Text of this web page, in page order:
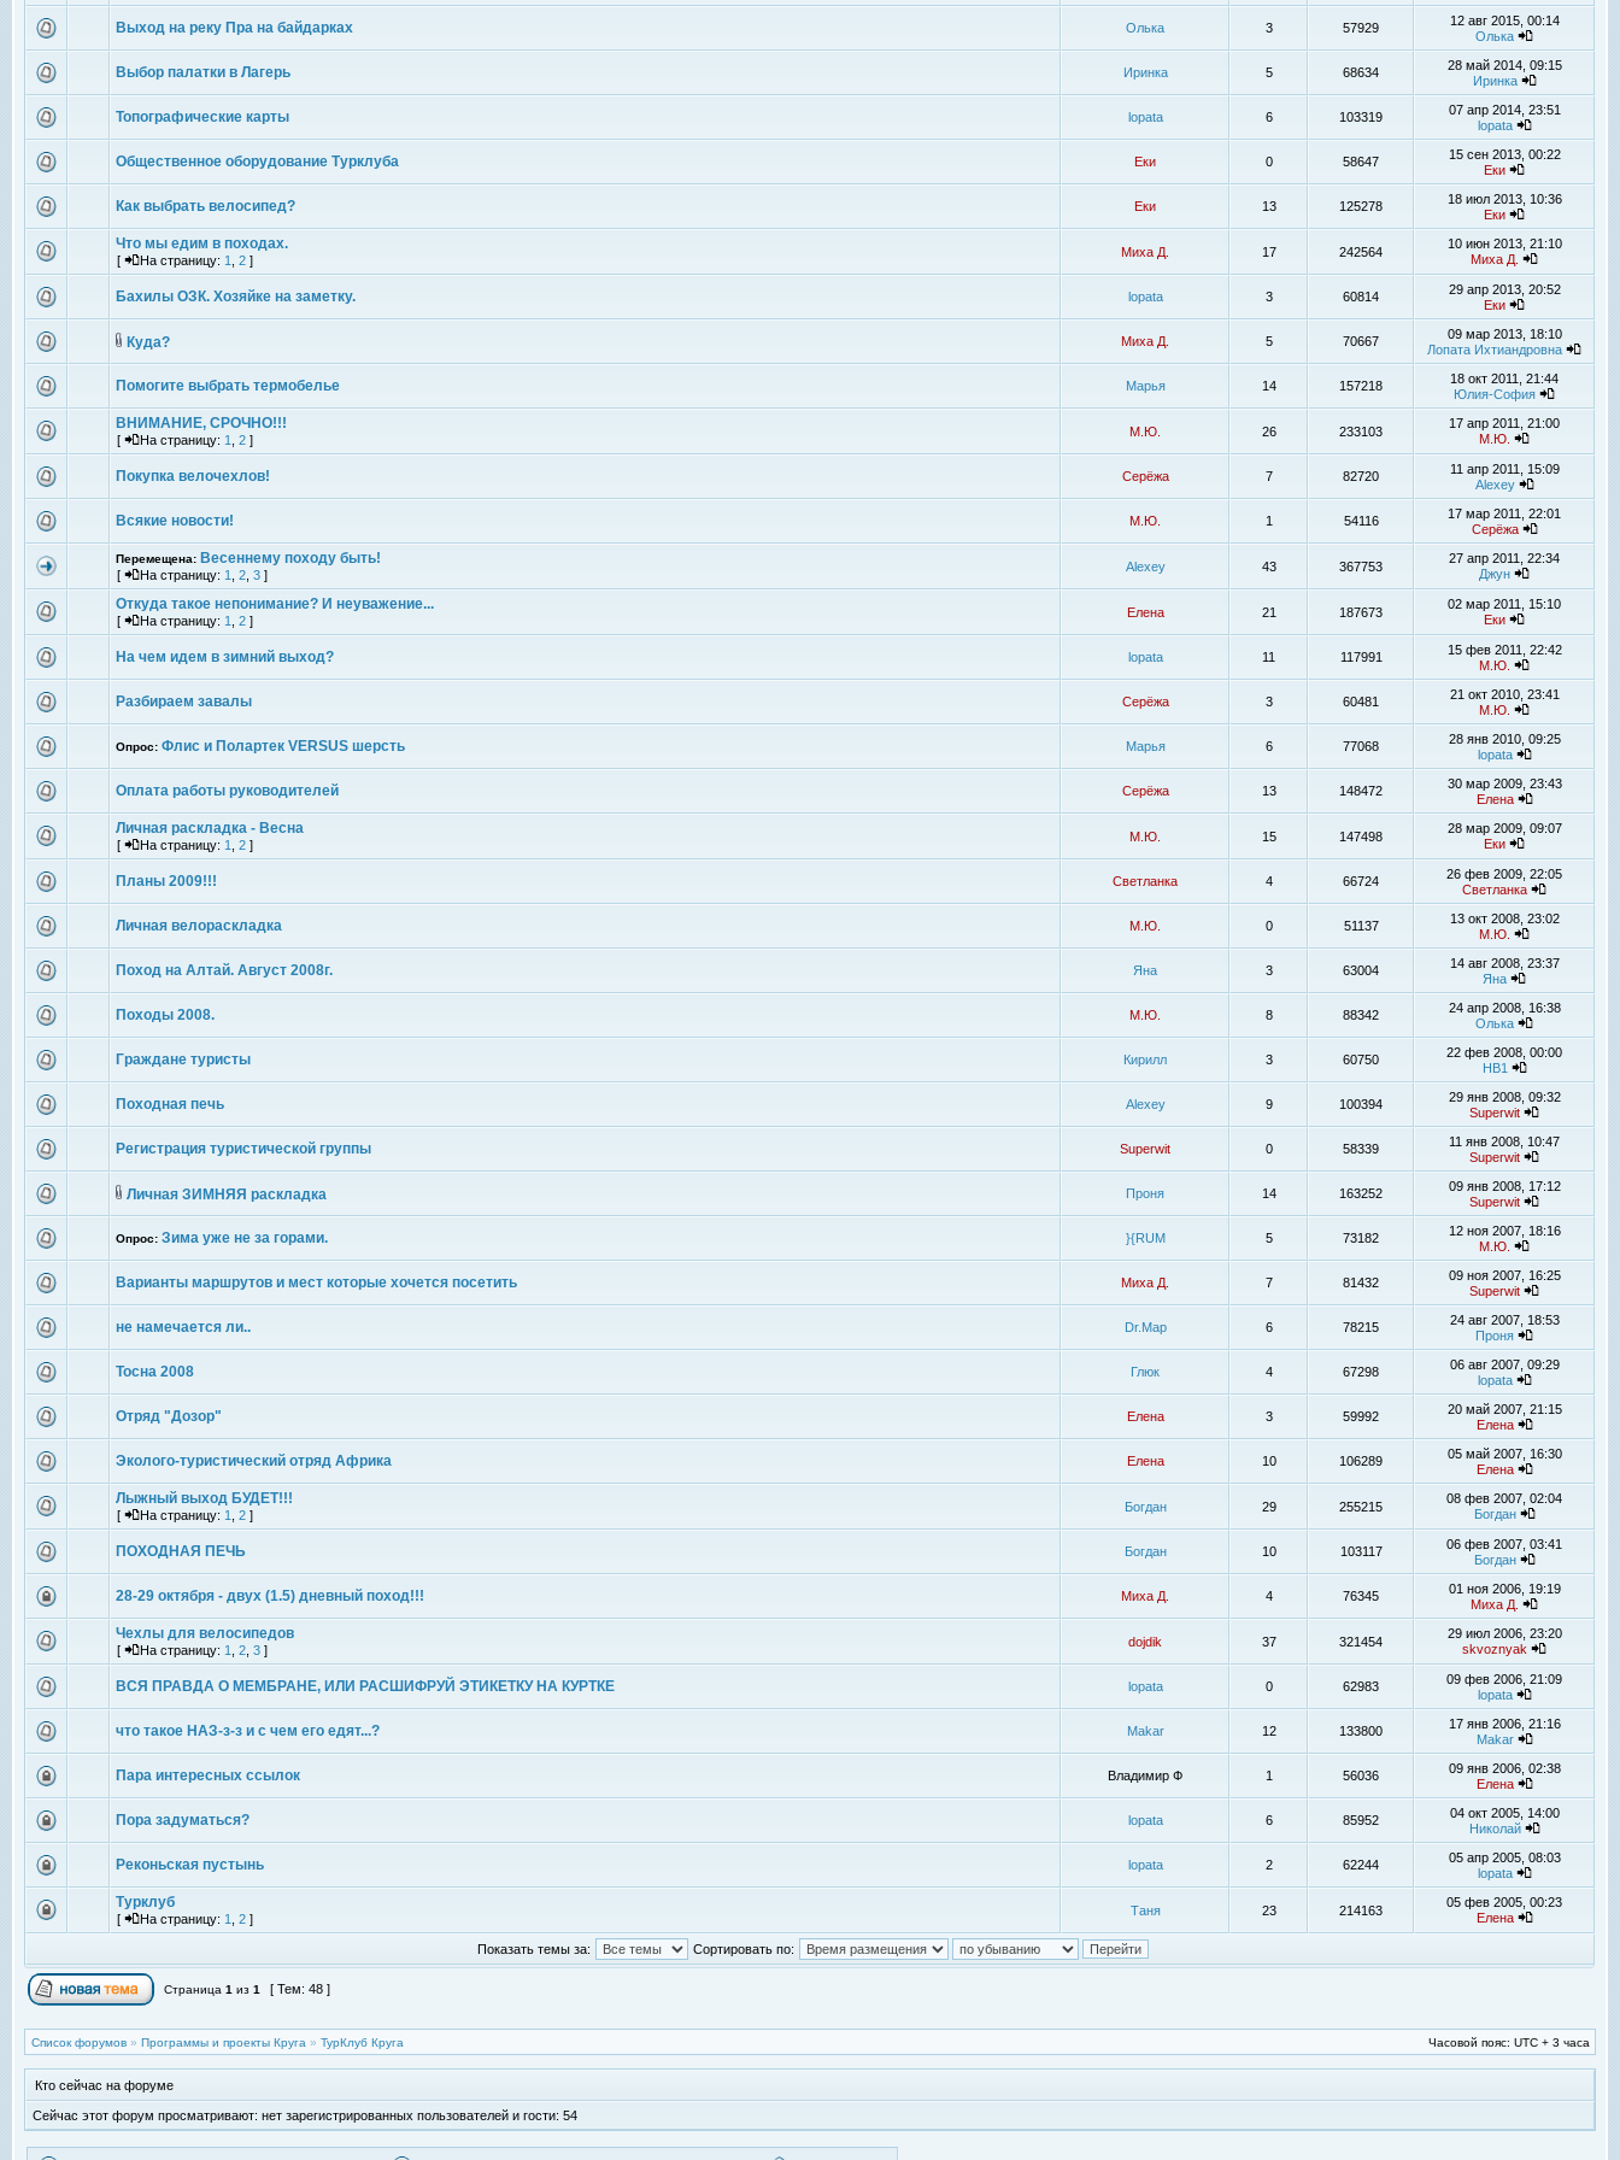
Выход на реку Пра на байдарках Олька 3 57929
12 авг 2015, 00:14
Олька
Выбор палатки в Лагерь Иринка 5 68634
28 май 2014, 09:15
Иринка
Топографические карты lopata 6 103319
07 апр 2014, 23:51
lopata
Общественное оборудование Турклуба Еки 0 58647
15 сен 2013, 00:22
Еки
Как выбрать велосипед? Еки 13 125278
18 июл 2013, 10:36
Еки
Что мы едим в походах.
[ На страницу: 1 2 ]
Миха Д. 17 242564
10 июн 2013, 21:10
Миха Д.
Бахилы ОЗК. Хозяйке на заметку. lopata 3 60814
29 апр 2013, 20:52
Еки
Куда? Миха Д. 5 70667
09 мар 2013, 18:10
Лопата Ихтиандровна
Помогите выбрать термобелье Марья 14 157218
18 окт 2011, 21:44
Юлия-София
ВНИМАНИЕ, СРОЧНО!!!
[ На страницу: 1 2 ]
М.Ю. 26 233103
17 апр 2011, 21:00
М.Ю.
Покупка велочехлов! Серёжа 7 82720
11 апр 2011, 15:09
Alexey
Всякие новости! М.Ю. 1 54116
17 мар 2011, 22:01
Серёжа
Перемещена: Весеннему походу быть!
[ На страницу: 1 2 3 ]
Alexey 43 367753
27 апр 2011, 22:34
Джун
Откуда такое непонимание? И неуважение...
[ На страницу: 1 2 ]
Елена 21 187673
02 мар 2011, 15:10
Еки
На чем идем в зимний выход? lopata 11 117991
15 фев 2011, 22:42
М.Ю.
Разбираем завалы Серёжа 3 60481
21 окт 2010, 23:41
М.Ю.
Опрос: Флис и Полартек VERSUS шерсть Марья 6 77068
28 янв 2010, 09:25
lopata
Оплата работы руководителей Серёжа 13 148472
30 мар 2009, 23:43
Елена
Личная раскладка - Весна
[ На страницу: 1 2 ]
М.Ю. 15 147498
28 мар 2009, 09:07
Еки
Планы 2009!!! Светланка 4 66724
26 фев 2009, 22:05
Светланка
Личная велораскладка М.Ю. 0 51137
13 окт 2008, 23:02
М.Ю.
Поход на Алтай. Август 2008г. Яна 3 63004
14 авг 2008, 23:37
Яна
Походы 2008. М.Ю. 8 88342
24 апр 2008, 16:38
Олька
Граждане туристы Кирилл 3 60750
22 фев 2008, 00:00
НВ1
Походная печь Alexey 9 100394
29 янв 2008, 09:32
Superwit
Регистрация туристической группы Superwit 0 58339
11 янв 2008, 10:47
Superwit
Личная ЗИМНЯЯ раскладка Проня 14 163252
09 янв 2008, 17:12
Superwit
Опрос: Зима уже не за горами. }{RUM 5 73182
12 ноя 2007, 18:16
М.Ю.
Варианты маршрутов и мест которые хочется посетить Миха Д. 7 81432
09 ноя 2007, 16:25
Superwit
не намечается ли.. Dr.Map 6 78215
24 авг 2007, 18:53
Проня
Тосна 2008 Глюк 4 67298
06 авг 2007, 09:29
lopata
Отряд "Дозор" Елена 3 59992
20 май 2007, 21:15
Елена
Эколого-туристический отряд Африка Елена 10 106289
05 май 2007, 16:30
Елена
Лыжный выход БУДЕТ!!!
[ На страницу: 1 2 ]
Богдан 29 255215
08 фев 2007, 02:04
Богдан
ПОХОДНАЯ ПЕЧЬ Богдан 10 103117
06 фев 2007, 03:41
Богдан
28-29 октября - двух (1.5) дневный поход!!! Миха Д. 4 76345
01 ноя 2006, 19:19
Миха Д.
Чехлы для велосипедов
[ На страницу: 1 2 3 ]
dojdik 37 321454
29 июл 2006, 23:20
skvoznyak
ВСЯ ПРАВДА О МЕМБРАНЕ, ИЛИ РАСШИФРУЙ ЭТИКЕТКУ НА КУРТКЕ lopata 0 62983
09 фев 2006, 21:09
lopata
что такое НАЗ-з-з и с чем его едят...? Makar 12 133800
17 янв 2006, 21:16
Makar
Пара интересных ссылок Владимир Ф 1 56036
09 янв 2006, 02:38
Елена
Пора задуматься? lopata 6 85952
04 окт 2005, 14:00
Николай
Реконьская пустынь lopata 2 62244
05 апр 2005, 08:03
lopata
Турклуб
[ На страницу: 1 2 ]
Таня 23 214163
05 фев 2005, 00:23
Елена
Показать темы за: Сортировать по:
Страница 1 из 1 [ Тем: 48 ]
Список форумов » Программы и проекты Круга » ТурКлуб Круга Часовой пояс: UTC + 3 часа
Кто сейчас на форуме
Сейчас этот форум просматривают: нет зарегистрированных пользователей и гости: 54